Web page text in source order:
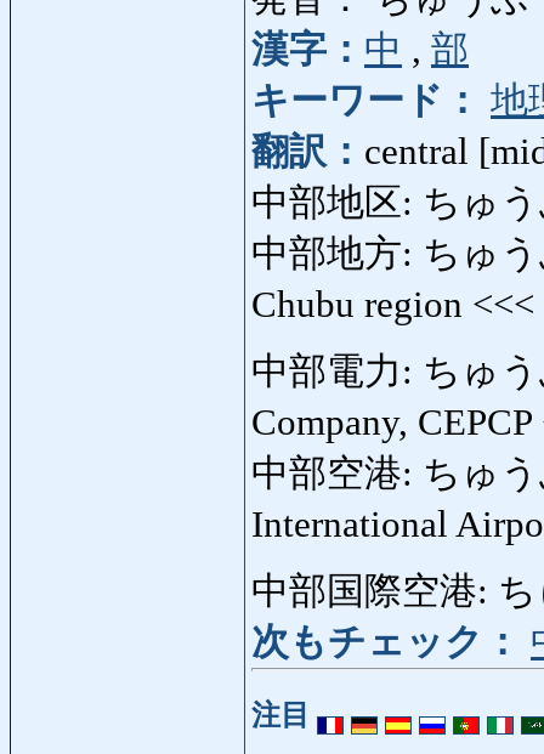
漢字： 中 , 部
キーワード： 地
翻訳： central
中部地区: ちゅ
中部地方: ちゅう
Chubu region <<<
中部電力: ちゅ
Company,
中部空港: ちゅ
International
中部国際空港:
次もチェック：
注目